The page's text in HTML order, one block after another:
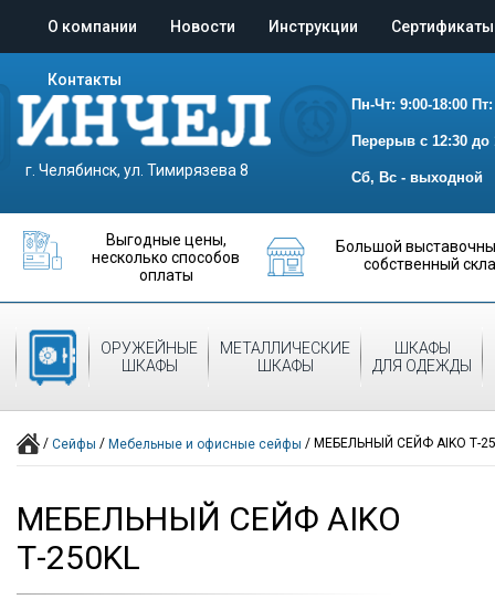
О компании Новости Инструкции Сертификаты
Контакты
г. Челябинск, ул. Тимирязева 8
Пн-Чт: 9:00-18:00
Перерыв с 12:30 до
Сб, Вс - выходной
Выгодные цены,
несколько способов
оплаты
Большой
собственный
СЕЙФЫ
ОРУЖЕЙНЫЕ
ШКАФЫ
МЕТАЛЛИЧЕСКИЕ
ШКАФЫ
ШКАФЫ
ДЛЯ ОДЕЖДЫ
/ Сейфы / Мебельные и офисные сейфы / МЕБЕЛЬНЫЙ СЕЙФ AIKO Т-
МЕБЕЛЬНЫЙ СЕЙФ AIKO
Т-250KL